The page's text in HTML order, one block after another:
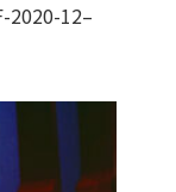
2020-12–